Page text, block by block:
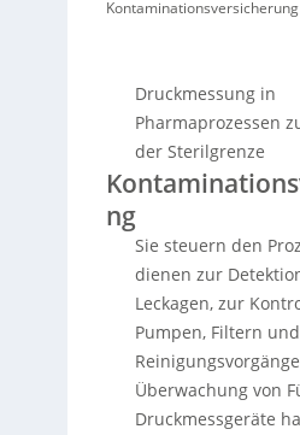
Kontaminationsversicherung
Druckmessung in
Pharmaprozessen
der Sterilgrenze
ng
Sie steuern den
dienen zur
Leckagen, zur
Pumpen, Filtern und
Überwachung von
Druckmessgeräte